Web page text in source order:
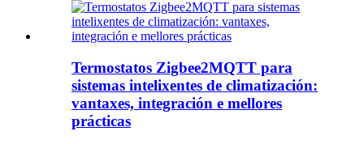
Termostatos Zigbee2MQTT para
sistemas intelixentes de climatización:
vantaxes, integración e mellores
prácticas